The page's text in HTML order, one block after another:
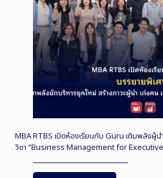
MBA RTBS เปิดห้องเรียนกับ Guru เติมพลังผู้น
วิชา “Business Management for